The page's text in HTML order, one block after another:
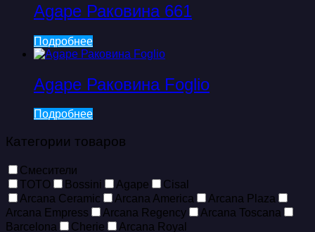
Agape Раковина 661
Подробнее
Agape Раковина Foglio
Подробнее
Категории товаров
Смесители
TOTO
Bossini Agape
Cisal
Arcana Ceramic
Arcana America
Arcana Plaza
Arcana Empress
Arcana Regency
Arcana Toscana
Barcelona
Cherie Arcana Royal